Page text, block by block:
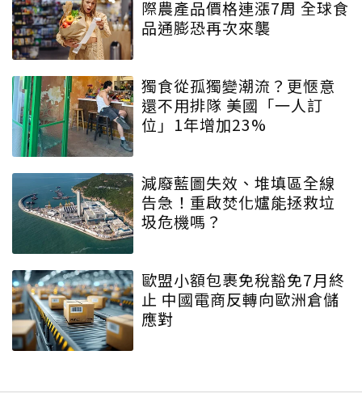
際農產品價格連漲7周 全球食
品通膨恐再次來襲
獨食從孤獨變潮流？更愜意
還不用排隊 美國「一人訂
位」1年增加23%
減廢藍圖失效、堆填區全線
告急！重啟焚化爐能拯救垃
圾危機嗎？
歐盟小額包裹免稅豁免7月終
止 中國電商反轉向歐洲倉儲
應對